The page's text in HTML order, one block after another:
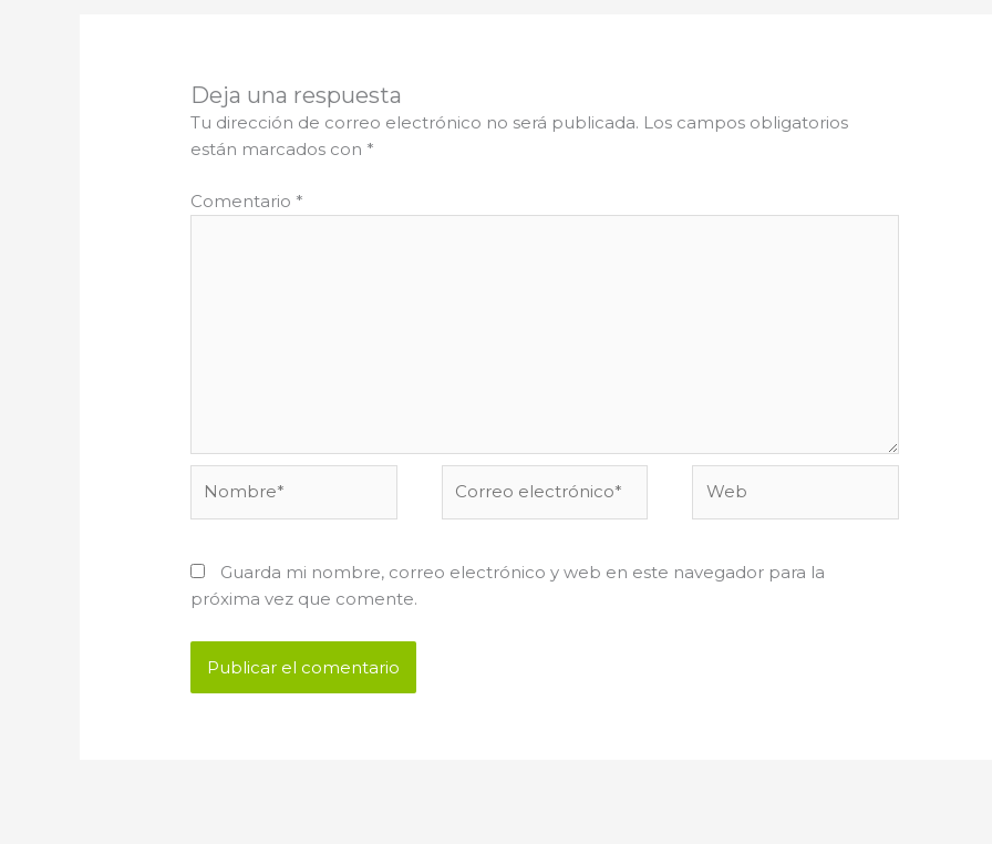
Deja una respuesta
Tu dirección de correo electrónico no será publicada. Los campos obligatorios
están marcados con *
Comentario *
electrónico*
Guarda mi nombre, correo electrónico y web en este navegador para la
próxima vez que comente.